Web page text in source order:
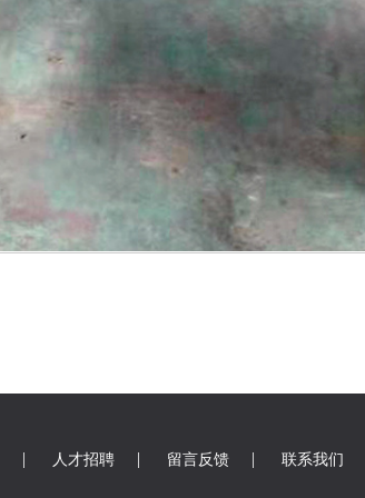
| 人才招聘 | 留言反馈 | 联系我们